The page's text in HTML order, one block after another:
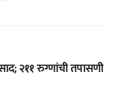
२११ रुग्णांची तपासणी